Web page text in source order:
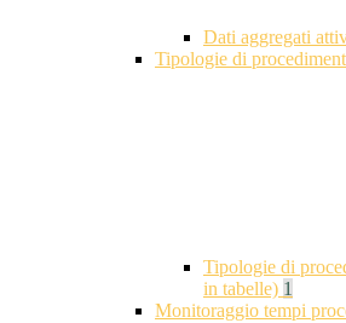
Dati aggregati
Tipologie di
Tipologie di
in tabelle) 1
Monitoraggio tempi